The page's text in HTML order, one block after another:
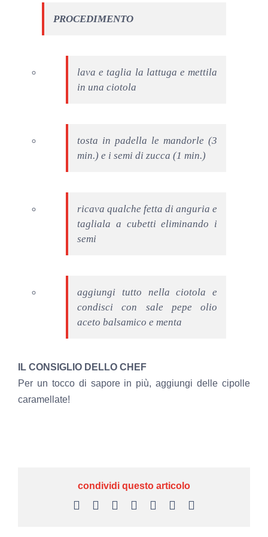
PROCEDIMENTO
lava e taglia la lattuga e mettila
in una ciotola
tosta in padella le mandorle (3
min.) e i semi di zucca (1 min.)
ricava qualche fetta di anguria e
tagliala a cubetti eliminando i
semi
aggiungi tutto nella ciotola e
condisci con sale pepe olio
aceto balsamico e menta
IL CONSIGLIO DELLO CHEF
Per un tocco di sapore in più, aggiungi delle cipolle
caramellate!
condividi questo articolo
Facebook LinkedInWhatsApp
TelegramPinterest